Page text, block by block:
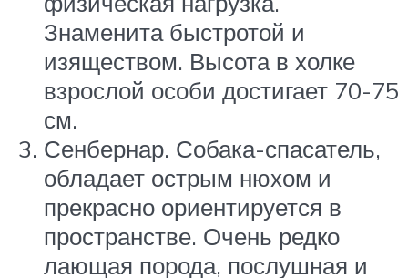
Знаменита быстротой и
изяществом. Высота в холке
взрослой особи достигает 70-75
см.
Сенбернар. Собака-спасатель,
обладает острым нюхом и
прекрасно ориентируется в
пространстве. Очень редко
лающая порода, послушная и